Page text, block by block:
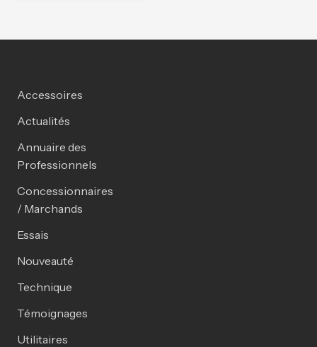
Accessoires
Actualités
Annuaire des
Professionnels
Concessionnaires
/ Marchands
Essais
Nouveauté
Technique
Témoignages
Utilitaires